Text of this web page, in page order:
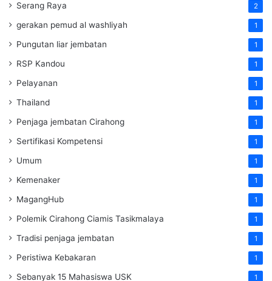
Serang Raya 2
gerakan pemud al washliyah 1
Pungutan liar jembatan 1
RSP Kandou 1
Pelayanan 1
Thailand 1
Penjaga jembatan Cirahong 1
Sertifikasi Kompetensi 1
Umum 1
Kemenaker 1
MagangHub 1
Polemik Cirahong Ciamis Tasikmalaya 1
Tradisi penjaga jembatan 1
Peristiwa Kebakaran 1
Sebanyak 15 Mahasiswa USK 1